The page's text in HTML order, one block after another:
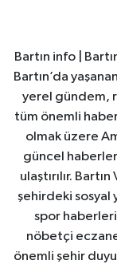
Bartın info |
Bartın’da
yerel gündem,
tüm önemli
olmak üzere
güncel
ulaştırılır.
şehirdeki sosyal
spor haberleri
nöbetçi
önemli şehir